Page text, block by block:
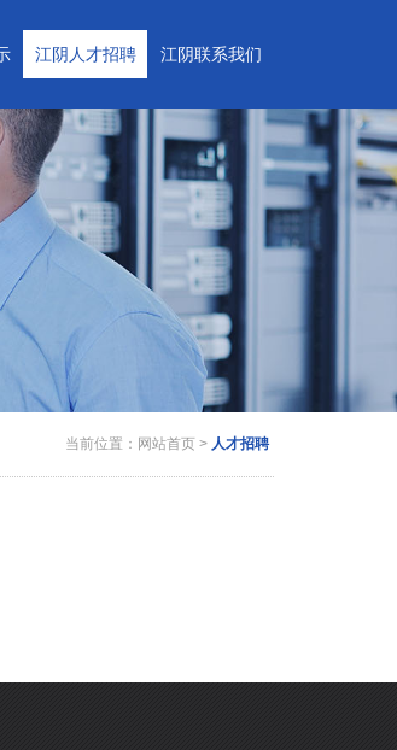
江阴人才招聘 江阴联系我们
当前位置： 网站首页 > 人才招聘